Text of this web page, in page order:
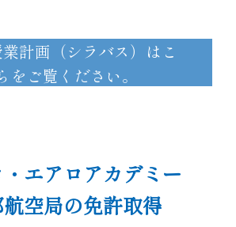
計画（シラバス）はこ
をご覧ください。
エアロアカデミー
空局の免許取得